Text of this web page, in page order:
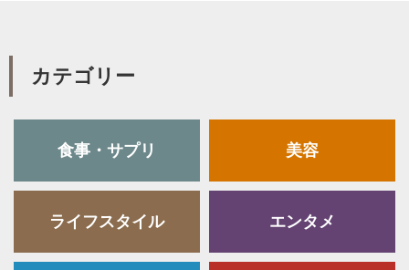
カテゴリー
食事・サプリ 美容
ライフスタイル エンタメ